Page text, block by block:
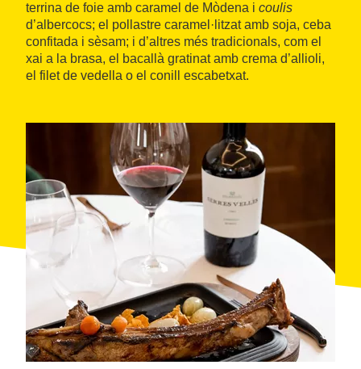
terrina de foie amb caramel de Mòdena i coulis
d’albercocs; el pollastre caramel·litzat amb soja, ceba
confitada i sèsam; i d’altres més tradicionals, com el
xai a la brasa, el bacallà gratinat amb crema d’allioli,
el filet de vedella o el conill escabetxat.